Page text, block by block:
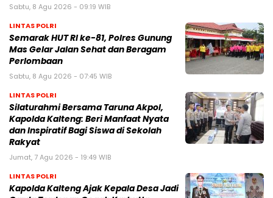
Sabtu, 8 Agu 2026 - 09:19 WIB
LINTAS POLRI
Semarak HUT RI ke-81, Polres Gunung
Mas Gelar Jalan Sehat dan Beragam
Perlombaan
Sabtu, 8 Agu 2026 - 07:45 WIB
LINTAS POLRI
Silaturahmi Bersama Taruna Akpol,
Kapolda Kalteng: Beri Manfaat Nyata
dan Inspiratif Bagi Siswa di Sekolah
Rakyat
Jumat, 7 Agu 2026 - 19:49 WIB
LINTAS POLRI
Kapolda Kalteng Ajak Kepala Desa Jadi